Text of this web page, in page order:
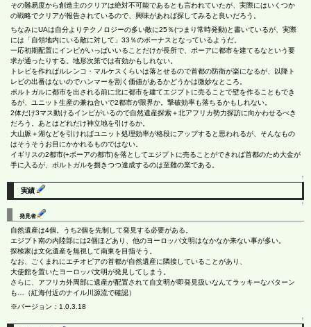
その難易度から創造主のクリアは絶対不可能であるとも言われていたが、実際にはいくつか
の戦略でクリアが報告されているので、興味があれば探してみると良いだろう。
ちなみにUAは自分よりテクノロジーの多い敵に25％(つまり常時発動)と書いているが、実際
には「自領地内にいる敵に対して」33％のボーナスとなっているようだ。
一応初期配置にインピがいっぱいいることだけが長所で、ボーアに都市を建てるなという要
求が通ったりする。地形次第では有効かもしれない。
トレビを作ればルレンコ・マルケスくらいは落とせるので首都の防衛が楽になるが、以降ト
レビの出番はないのでハンマーを割く価値があるかどうかは微妙なところ。
ポルトガルに都市を出される前に北に都市を建てエジプトに売ることで壁を作ることもでき
るが、ユニット生産の兼ね合いで2都市が限界か。撃破効率も落ちるかもしれない。
2体だけ3マス動けるインピがいるので自然遺産探索＋北アフリカ勢力探訪に向かわせるべき
だろう。あとはどれだけ神立地を引けるか。
大山脈＋湖などを引ければユニット処理効率が格段にアップすると思われるが、そんなもの
はそうそうお目にかかれるものではない。
イギリスの2都市(+ボーアの都市)を落としてエジプトに売ることができれば首都のため大金が
手に入るが、ポルトガルを捌きつつ達成するのは至難の業である。
↑
実績
↑
発見者
自然遺産は4個。うち2個を先制して発見する必要がある。
エジプト南の内陸部には2個ほどあり、他のヨーロッパ文明はなかなか来ない事が多い。
探検家は文化遺産を無視して南東を目指そう。
なお、ごくまれにエチオピアの首都が自然遺産に隣接していることがあり、
大使館を置いたヨーロッパ文明が発見してしまう。
さらに、アフリカ外周部に遺産が配置されて自文明が即発見扱いなんてラッキーなパターン
も…（紅海付近のナイル川源流で確認）
※バージョン：1.0.3.18
↑